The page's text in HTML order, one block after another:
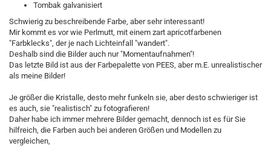
Tombak galvanisiert
Schwierig zu beschreibende Farbe, aber sehr interessant!
Mir kommt es vor wie Perlmutt, mit einem zart apricotfarbenen
"Farbklecks", der je nach Lichteinfall "wandert".
Deshalb sind die Bilder auch nur "Momentaufnahmen"!
Das letzte Bild ist aus der Farbepalette von PEES, aber m.E. unrealistischer
als meine Bilder!
Je größer die Kristalle, desto mehr funkeln sie, aber desto schwieriger ist
es auch, sie "realistisch" zu fotografieren!
Daher habe ich immer mehrere Bilder gemacht, dennoch ist es für Sie
hilfreich, die Farben auch bei anderen Größen und Modellen zu
vergleichen,